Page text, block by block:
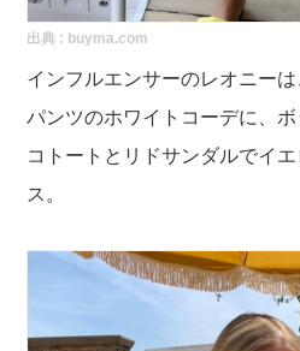
出典 : buyma.com
インフルエンサーのレオニー
パンツのホワイトコーデに、
コトートとリドサンダルでイ
ス。